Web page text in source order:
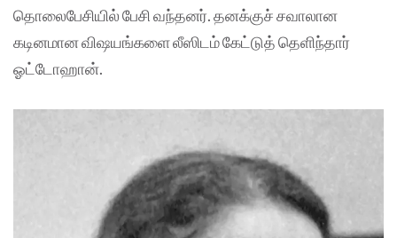
தொலைபேசியில் பேசி வந்தனர். தனக்குச் சவாலான
கடினமான விஷயங்களை லீஸிடம் கேட்டுத் தெளிந்தார்
ஓட்டோஹான்.